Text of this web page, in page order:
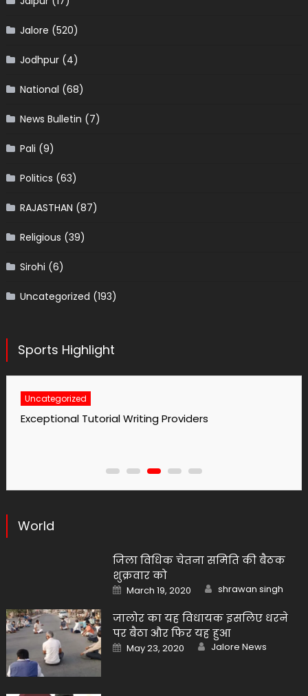
Jalore (520)
Jodhpur(4)
National (68)
News Bulletin (7)
Pali (9)
Politics (63)
RAJASTHAN (87)
Religious (39)
Sirohi (6)
Uncategorized (193)
Sports Highlight
Uncategorized
Exceptional Tutorial Writing Providers
World
जिला विधिक चेतना समिति की बैठक
शुक्रवार को
Posted
on
March 19, 2020 Author
shrawan singh
जालोर का यह विधायक इसलिए धरने
पर बैठा और फिर यह हुआ
Posted
on
May 23, 2020 Author
Jalore News